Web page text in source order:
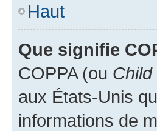
Haut
Que signifie
COPPA (ou
aux États-Unis
informations de